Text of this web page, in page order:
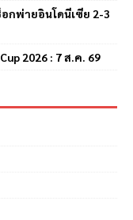
กพ่ายอินโดนีเซีย 2-3
2026 : 7 ส.ค. 69